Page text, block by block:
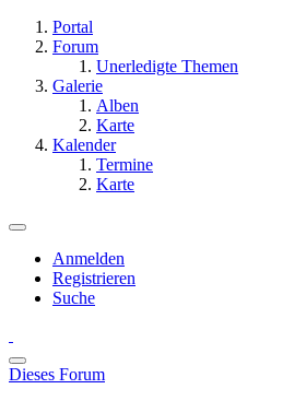
Portal
Forum
Unerledigte Themen
Galerie
Alben
Karte
Kalender
Termine
Karte
Anmelden
Registrieren
Suche
Dieses Forum